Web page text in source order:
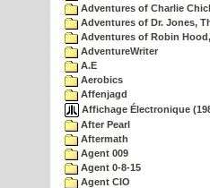
Adventures of Charlie
Adventures of Dr. Jones,
Adventures of Robin
AdventureWriter
A.E
Aerobics
Affenjagd
Affichage Électronique
After Pearl
Aftermath
Agent 009
Agent 0-8-15
Agent CIO